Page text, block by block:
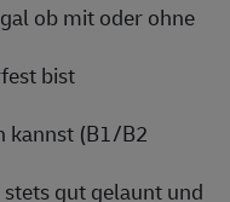
ob mit oder ohne
bist
kannst (B1/B2
gut gelaunt und